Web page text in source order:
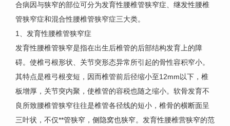
合病因与狭窄的部位可分为发育性腰椎管狭窄症、继发性腰椎
管狭窄症和混合性腰椎管狭窄症三大类。
1、发育性腰椎管狭窄症
发育性腰椎管狭窄是指在出生后椎管的后部结构发育上的障
碍。使椎弓根形状、关节突形态异常所引起的骨性容积窄小。
其特点是稚弓根变短，因而椎管前后径缩小至12mm以下，椎
板增厚，关节突内聚，使椎管的容税也随之缩小。软骨发育不
良所致腰椎管狭窄往往是椎管各径线的短小，椎骨的横断面呈
三叶状，不仅**管狭窄，侧隐窝也狭窄。发育性腰椎营狭窄的范